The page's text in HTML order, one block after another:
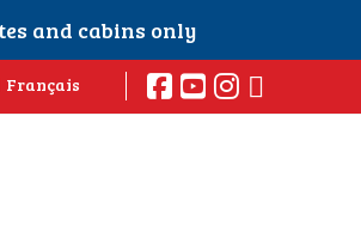
and cabins only
Français